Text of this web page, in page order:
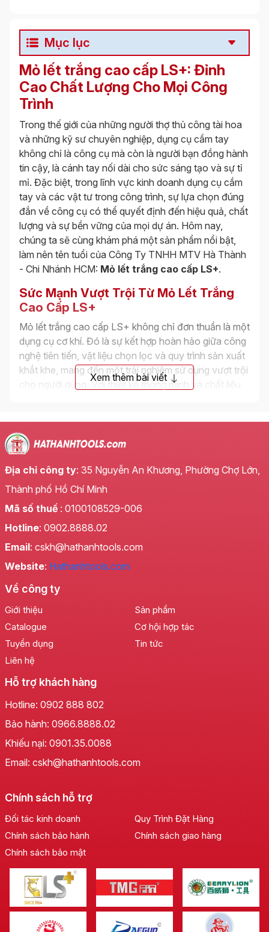
Mục lục
Mỏ lết trắng cao cấp LS+: Đỉnh
Cao Chất Lượng Cho Mọi Công
Trình
Trong thế giới của những người thợ thủ công tài hoa
và những kỹ sư chuyên nghiệp, dụng cụ cầm tay
không chỉ là công cụ mà còn là người bạn đồng hành
tin cậy, là cánh tay nối dài cho sức sáng tạo và sự tỉ
mỉ. Đặc biệt, trong lĩnh vực kinh doanh dụng cụ cầm
tay và các vật tư trong công trình, sự lựa chọn đúng
đắn về công cụ có thể quyết định đến hiệu quả, chất
lượng và sự bền vững của mọi dự án. Hôm nay,
chúng ta sẽ cùng khám phá một sản phẩm nổi bật,
làm nên tên tuổi của Công Ty TNHH MTV Hà Thành
- Chi Nhánh HCM: Mỏ lết trắng cao cấp LS+.
Sức Mạnh Vượt Trội Từ Mỏ Lết Trắng
Cao Cấp LS+
Mỏ lết trắng cao cấp LS+ không chỉ đơn thuần là một
dụng cụ cơ khí. Đó là sự kết hợp hoàn hảo giữa công
nghệ tiên tiến, vật liệu chọn lọc và quy trình sản xuất
khắt khe, mang đến một trải nghiệm sử dụng vượt trội
cho người dùng. Với thiết kế thông minh và chất liệu
Chất Liệu Thượng Hạng – Nền Tảng Bền
Vững
Điểm nhấn đầu tiên và quan trọng nhất của mỏ lết
trắng cao cấp LS+ chính là chất liệu cấu tạo. Được
chế tác từ hợp kim thép chrome-vanadium cao cấp,
sản phẩm sở hữu độ cứng vượt trội, khả năng chống
mài mòn ấn tượng và khả năng chịu lực tuyệt vời. Lớp
phủ trắng đặc biệt không chỉ mang lại vẻ ngoài sang
trọng, chuyên nghiệp mà còn tăng cường khả năng
chống ăn mòn, gỉ sét, đảm bảo tuổi thọ lâu dài ngay
cả trong môi trường làm việc khắc nghiệt.
Thiết Kế Thông Minh – Tối Ưu Hóa Hiệu
Suất
Mỏ lết trắng cao cấp LS+
đặt người dùng lên hàng đầu. Hàm kẹp
Xem thêm bài viết
Địa chỉ công ty: 35 Nguyễn An Khương, Phường Chợ Lớn,
Thành phố Hồ Chí Minh
Mã số thuế : 0100108529-006
Hotline: 0902.8888.02
Email: cskh@hathanhtools.com
Website: Hathanhtools.com
Về công ty
Giới thiệu
Sản phẩm
Catalogue
Cơ hội hợp tác
Tuyển dụng
Tin tức
Liên hệ
Hỗ trợ khách hàng
Hotline: 0902 888 802
Bảo hành: 0966.8888.02
Khiếu nại: 0901.35.0088
Email: cskh@hathanhtools.com
Chính sách hỗ trợ
Đối tác kinh doanh
Quy Trình Đặt Hàng
Chính sách bảo hành
Chính sách giao hàng
Chính sách bảo mật